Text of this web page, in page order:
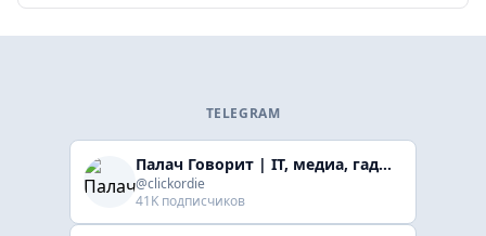
TELEGRAM
Палач Говорит | IT, медиа, гaджеты, скидки
@clickordie
41K подписчиков